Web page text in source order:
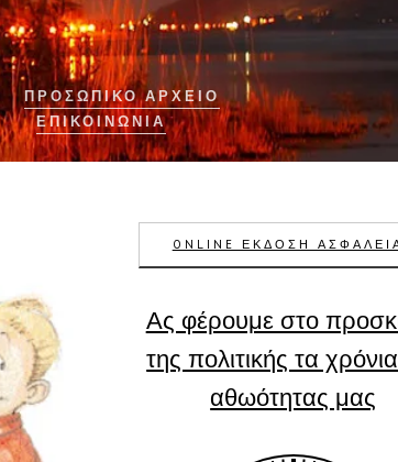
ΠΡΟΣΩΠΙΚΟ ΑΡΧΕΙΟ
ΕΠΙΚΟΙΝΩΝΊΑ
ONLINE ΕΚΔΟΣΗ
Ας φέρουμε στο
της πολιτικής τα
αθωότητας μας